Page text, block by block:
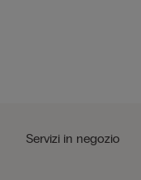
Servizi in negozio